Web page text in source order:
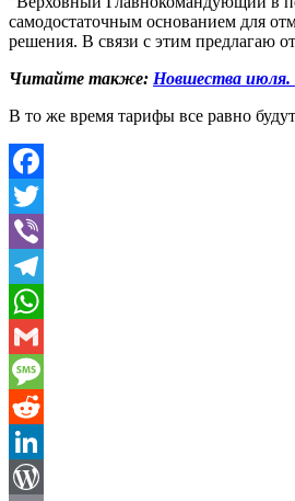
самодостаточным основанием для
решения. В связи с этим предлагаю
Читайте также: Новшества июля.
В то же время тарифы все равно
Facebook
Twitter
Viber
Telegram
WhatsApp
Gmail
Message
Reddit
LinkedIn